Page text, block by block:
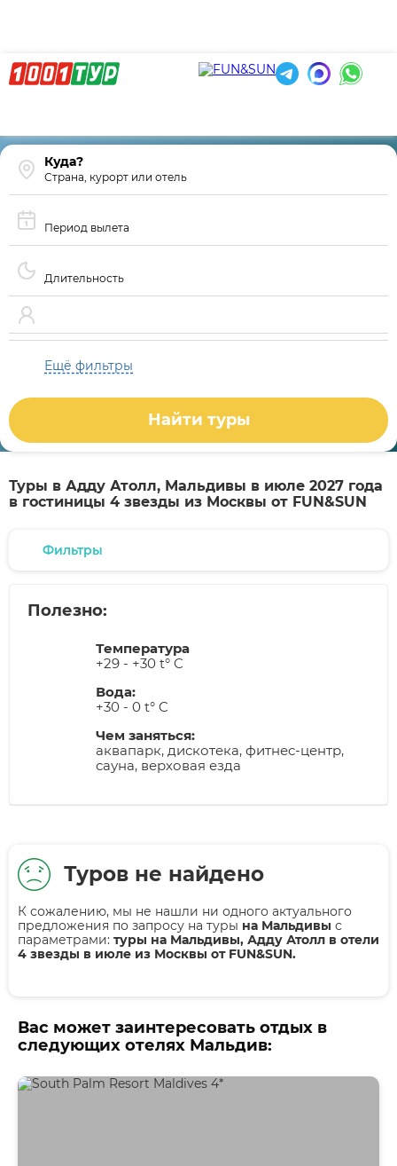
Страна, курорт или отель
Период вылета
Длительность
Ещё фильтры
Найти туры
Туры в Адду Атолл, Мальдивы в июле 2027 года
в гостиницы 4 звезды из Москвы от FUN&SUN
Фильтры
Полезно:
Температура
+29 - +30 t° C
Вода:
+30 - 0 t° C
Чем заняться:
аквапарк, дискотека, фитнес-центр,
сауна, верховая езда
Туров не найдено
К сожалению, мы не нашли ни одного актуального
предложения по запросу на туры на Мальдивы с
параметрами: туры на Мальдивы, Адду Атолл в отели
4 звезды в июле из Москвы от FUN&SUN.
Вас может заинтересовать отдых в
следующих отелях Мальдив: